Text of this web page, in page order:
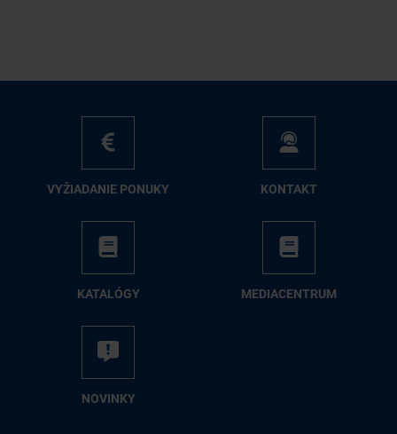
VY­ŽIA­DA­NIE PO­NU­KY KON­TAKT
KA­TA­LÓ­GY ME­DIA­CEN­TRUM
NO­VIN­KY